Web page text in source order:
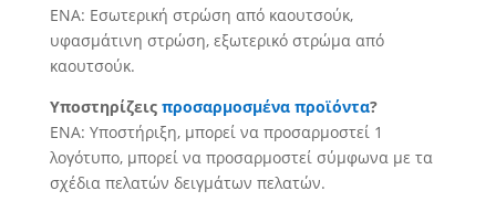
ΕΝΑ: Εσωτερική στρώση από καουτσούκ,
υφασμάτινη στρώση, εξωτερικό στρώμα από
καουτσούκ.
Υποστηρίζεις προσαρμοσμένα προϊόντα?
ΕΝΑ: Υποστήριξη, μπορεί να προσαρμοστεί 1
λογότυπο, μπορεί να προσαρμοστεί σύμφωνα με τα
σχέδια πελατών δειγμάτων πελατών.